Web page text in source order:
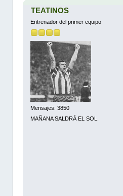
TEATINOS
Entrenador del primer equipo
Mensajes: 3850
MAÑANA SALDRÁ EL SOL.